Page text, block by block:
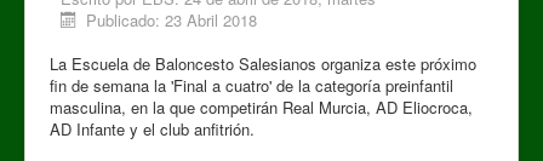
Publicado: 23 Abril 2018
La Escuela de Baloncesto Salesianos organiza este próximo
fin de semana la 'Final a cuatro' de la categoría preinfantil
masculina, en la que competirán Real Murcia, AD Eliocroca,
AD Infante y el club anfitrión.